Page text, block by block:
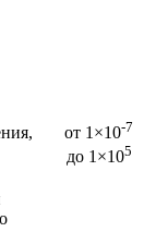
от 1×10-7
до 1×105